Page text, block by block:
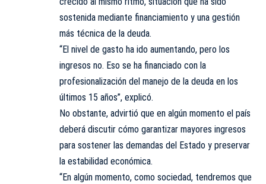
sostenida mediante financiamiento y una gestión
más técnica de la deuda.
“El nivel de gasto ha ido aumentando, pero los
ingresos no. Eso se ha financiado con la
profesionalización del manejo de la deuda en los
últimos 15 años”, explicó.
No obstante, advirtió que en algún momento el país
deberá discutir cómo garantizar mayores ingresos
para sostener las demandas del Estado y preservar
la estabilidad económica.
“En algún momento, como sociedad, tendremos que